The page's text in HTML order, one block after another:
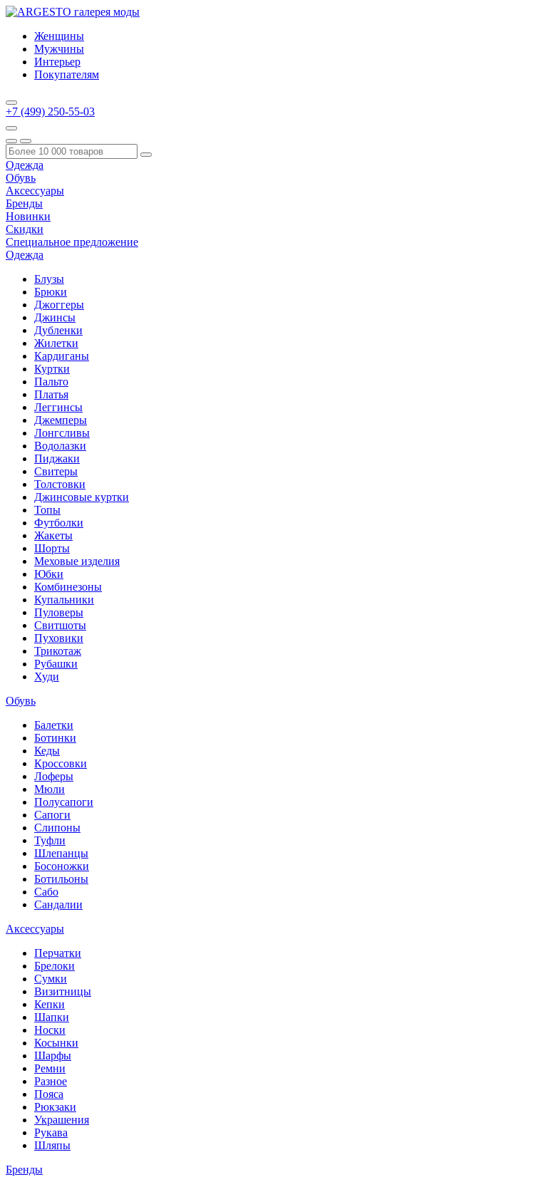
Женщины
Мужчины
Интерьер
Покупателям
+7 (499) 250-55-03
Одежда
Обувь
Аксессуары
Бренды
Новинки
Скидки
Специальное предложение
Одежда
Блузы
Брюки
Джоггеры
Джинсы
Дубленки
Жилетки
Кардиганы
Куртки
Пальто
Платья
Леггинсы
Джемперы
Лонгсливы
Водолазки
Пиджаки
Свитеры
Толстовки
Джинсовые куртки
Топы
Футболки
Жакеты
Шорты
Меховые изделия
Юбки
Комбинезоны
Купальники
Пуловеры
Свитшоты
Пуховики
Трикотаж
Рубашки
Худи
Обувь
Балетки
Ботинки
Кеды
Кроссовки
Лоферы
Мюли
Полусапоги
Сапоги
Слипоны
Туфли
Шлепанцы
Босоножки
Ботильоны
Сабо
Сандалии
Аксессуары
Перчатки
Брелоки
Сумки
Визитницы
Кепки
Шапки
Носки
Косынки
Шарфы
Ремни
Разное
Пояса
Рюкзаки
Украшения
Рукава
Шляпы
Бренды